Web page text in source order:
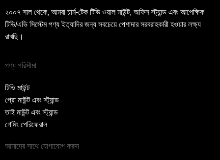
২০০৭ সাল থেকে, আমরা চার্ম-টেক টিভি ওয়াল মাউন্ট, অফিস স্ট্যান্ড এবং আপেক্ষিক
টিভি/এভি সিস্টেম পণ্য ইত্যাদির জন্য সবচেয়ে পেশাদার সরবরাহকারী হওয়ার লক্ষ্য
রাখছি।
পণ্য পরিসীমা
টিভি মাউন্ট
প্রো মাউন্ট এবং স্ট্যান্ড
তাই মাউন্ট এবং স্ট্যান্ড
গেমিং পেরিফেরাল
আমাদের সাথে যোগাযোগ করুন